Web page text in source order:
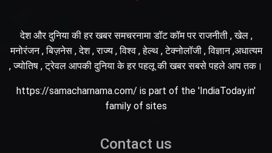
देश और दुनिया की हर खबर समचरनामा डॉट कॉम पर राजनीती , खेल ,
मनोरंजन , बिज़नेस , देश , राज्य , विश्व , हेल्थ , टेक्नोलॉजी , विज्ञान ,अधात्यम
, ज्योतिष , ट्रेवल आपकी दुनिया के हर पहलू की खबर सबसे पहले आप तक।
https://samacharnama.com/ is part of the 'IndiaToday.in'
family of sites
Contact us